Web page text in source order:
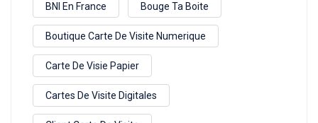
BNI En France Bouge Ta Boite
Boutique Carte De Visite Numerique
Carte De Visie Papier
Cartes De Visite Digitales